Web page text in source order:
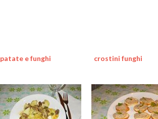
patate e funghi crostini funghi